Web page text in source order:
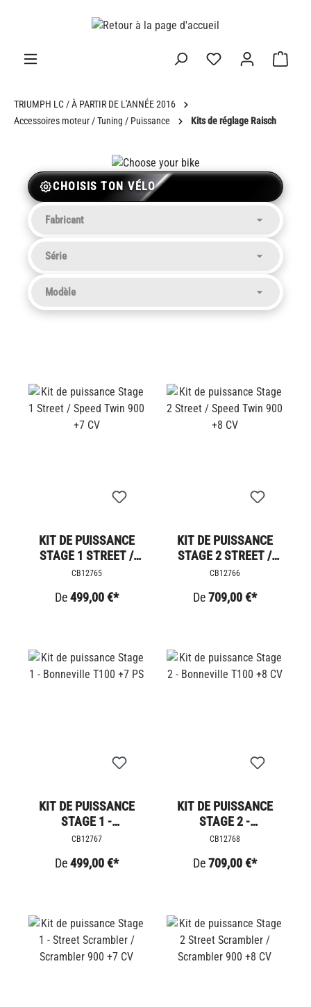
TRIUMPH LC / À PARTIR DE L'ANNÉE 2016
Accessoires moteur / Tuning / Puissance
Kits de réglage Raisch
CHOISIS TON VÉLO
KIT DE PUISSANCE
STAGE 1 STREET /
SPEED TWIN 900 +7
CB12765
De499,00 €*
KIT DE PUISSANCE
STAGE 2 STREET /
SPEED TWIN 900 +8
CB12766
De709,00 €*
KIT DE PUISSANCE
STAGE 1 -
BONNEVILLE T100 +7
CB12767
De499,00 €*
KIT DE PUISSANCE
STAGE 2 -
BONNEVILLE T100 +8
CB12768
De709,00 €*